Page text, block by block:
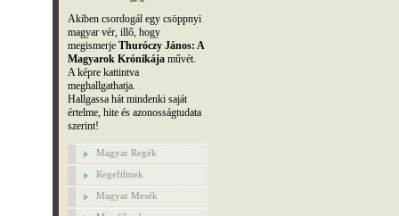
Akiben csordogál egy csöppnyi
magyar vér, illő, hogy
megismerje Thuróczy János: A
Magyarok Krónikájaművét.
A képre kattintva
meghallgathatja.
Hallgassa hát mindenki saját
értelme, hite és azonosságtudata
szerint!
Magyar Regék
Regefilmek
Magyar Mesék